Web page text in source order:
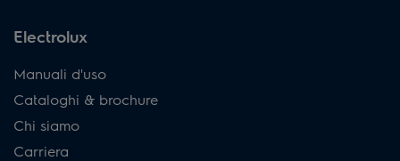
Electrolux
Manuali d'uso
Cataloghi & brochure
Chi siamo
Carriera